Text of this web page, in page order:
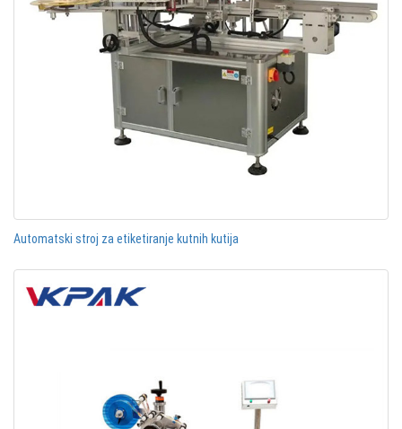
Automatski stroj za etiketiranje kutnih kutija